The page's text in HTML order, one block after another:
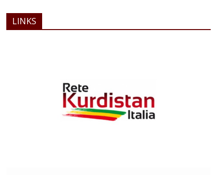
LINKS